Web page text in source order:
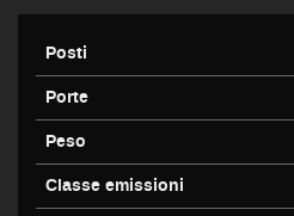
Posti
Porte
Peso
Classe emissioni